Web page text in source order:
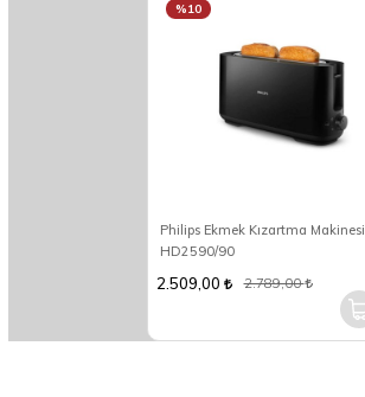
Philips Ekmek Kızartma Makinesi
HD2590/90
%10
2.509,00 2.789,00